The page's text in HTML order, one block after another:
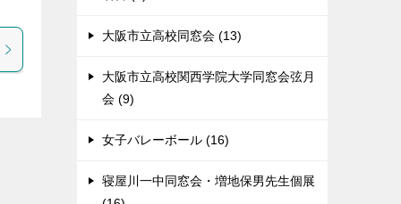
大阪市立高校同窓会 (13)
大阪市立高校関西学院大学同窓会弦月
会 (9)
女子バレーボール (16)
寝屋川一中同窓会・増地保男先生個展